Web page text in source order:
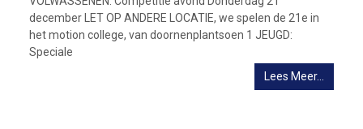
december LET OP ANDERE LOCATIE, we spelen de 21e in
het motion college, van doornenplantsoen 1 JEUGD:
Speciale
Lees Meer…